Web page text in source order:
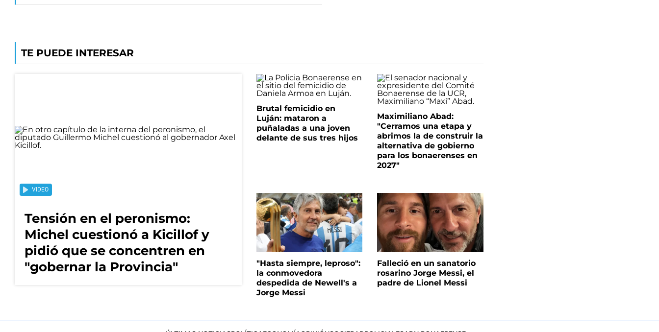
TE PUEDE INTERESAR
VIDEO
Tensión en el peronismo:
Michel cuestionó a Kicillof y
pidió que se concentren en
"gobernar la Provincia"
Brutal femicidio en
Luján: mataron a
puñaladas a una joven
delante de sus tres hijos
Maximiliano Abad:
"Cerramos una etapa y
abrimos la de construir la
alternativa de gobierno
para los bonaerenses en
2027"
"Hasta siempre, leproso":
la conmovedora
despedida de Newell's a
Jorge Messi
Falleció en un sanatorio
rosarino Jorge Messi, el
padre de Lionel Messi